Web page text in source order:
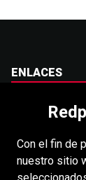
Con el fin de
nuestro sitio
ENLACES
Derechos de autor
Acceso